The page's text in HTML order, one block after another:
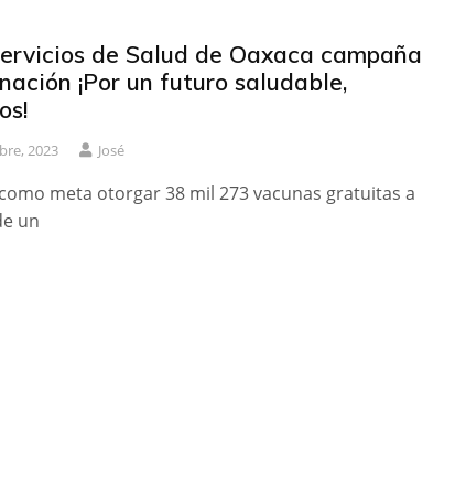
de Salud de Oaxaca campaña
¡Por un futuro saludable,
2023 José
meta otorgar 38 mil 273 vacunas gratuitas a
un